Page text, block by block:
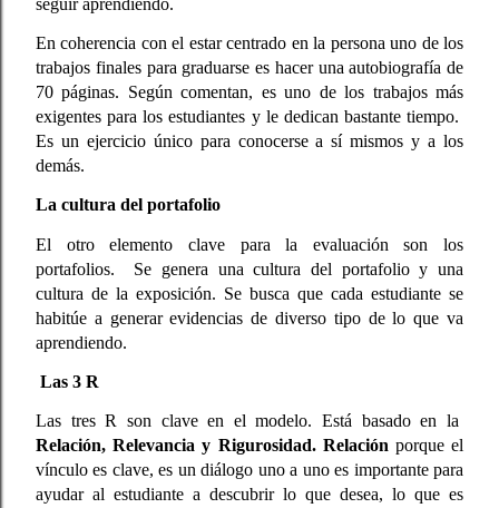
En coherencia con el estar centrado en la persona uno de los
trabajos finales para graduarse es hacer una autobiografía de
70 páginas. Según comentan, es uno de los trabajos más
exigentes para los estudiantes y le dedican bastante tiempo.
Es un ejercicio único para conocerse a sí mismos y a los
demás.
La cultura del portafolio
El otro elemento clave para la evaluación son los
portafolios.  Se genera una cultura del portafolio y una
cultura de la exposición. Se busca que cada estudiante se
habitúe a generar evidencias de diverso tipo de lo que va
aprendiendo.
Las 3 R
Relación, Relevancia y Rigurosidad. Relación porque el
vínculo es clave, es un diálogo uno a uno es importante para
ayudar al estudiante a descubrir lo que desea, lo que es